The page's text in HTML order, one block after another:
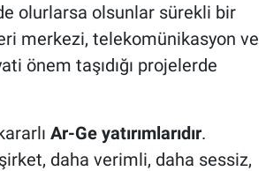
olurlarsa olsunlar sürekli bir
merkezi, telekomünikasyon ve
önem taşıdığı projelerde
Ar-Ge yatırımlarıdır.
daha verimli, daha sessiz,